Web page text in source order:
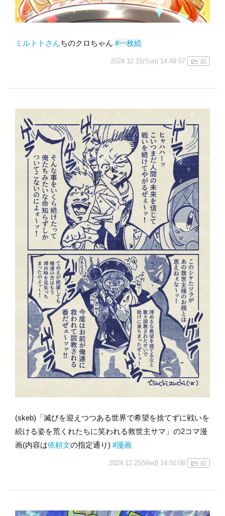
ミルトトさんちのクロちゃん #一枚絵
2024.12.15(Sun) 14:49:57 絵
(skeb)「滅びを迎えつつある世界で希望を捨てずに戦いを
続ける姿を荒くれたちに笑われる救世主サマ」の2コマ漫
画(内容は依頼文の指定通り) #漫画
2024.12.25(Wed) 14:50:08 絵